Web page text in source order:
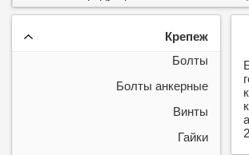
Крепеж
Болты
Болты анкерные
Винты
Гайки